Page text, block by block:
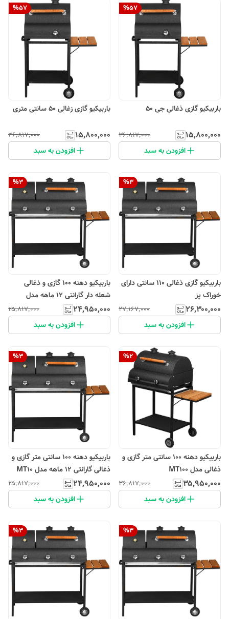
%57
باربیکیو گازی ذغالی جی 50
۱۵٬۸۰۰٬۰۰۰ ۳۶٬۸۱۷٬۰۰۰
افزودن به سبد
%57
باربیکیو گازی زغالی 50 سانتی متری
۱۵٬۸۰۰٬۰۰۰ ۳۶٬۸۱۷٬۰۰۰
افزودن به سبد
%3
باربیکیو گازی ذغالی 110 سانتی دارای
خوراک پز
۲۶٬۳۰۰٬۰۰۰ ۲۷٬۱۶۷٬۰۰۰
افزودن به سبد
%3
باربیکیو دهنه 100 گازی و ذغالی
شعله دار گارانتی 12 ماهه مدل
MTF10
۲۴٬۹۵۰٬۰۰۰ ۲۵٬۸۱۷٬۰۰۰
افزودن به سبد
%2
باربیکیو دهنه 100 سانتی متر گازی و
ذغالی مدل MT100
۳۵٬۹۵۰٬۰۰۰ ۳۶٬۸۱۷٬۰۰۰
افزودن به سبد
%3
باربیکیو دهنه 100 سانتی متر گازی و
ذغالی گارانتی 12 ماهه مدل MT10
۲۴٬۹۵۰٬۰۰۰ ۲۵٬۸۱۷٬۰۰۰
افزودن به سبد
%3
%3